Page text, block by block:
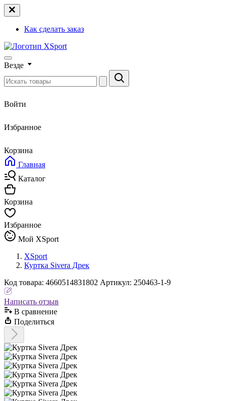
Как сделать заказ
Везде
Войти
Избранное
Корзина
Главная
Каталог
Корзина
Избранное
Мой XSport
XSport
Куртка Sivera Дрек
Код товара: 4660514831802 Артикул: 250463-1-9
Написать отзыв
В сравнениe
Поделиться